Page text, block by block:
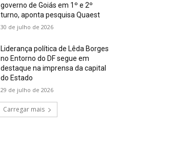
governo de Goiás em 1º e 2º
turno, aponta pesquisa Quaest
30 de julho de 2026
Liderança política de Lêda Borges
no Entorno do DF segue em
destaque na imprensa da capital
do Estado
29 de julho de 2026
Carregar mais